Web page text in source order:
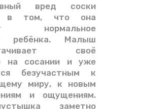
вред соски
в том, что она
нормальное
ребёнка. Малыш
своё
на сосании и уже
безучастным к
миру, к новым
и ощущениям.
заметно